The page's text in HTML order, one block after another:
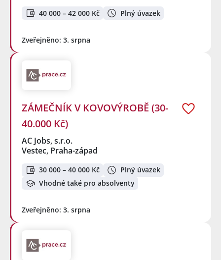
40 000 – 42 000 Kč Plný úvazek
Zveřejněno: 3. srpna
ZÁMEČNÍK V KOVOVÝROBĚ (30-
40.000 Kč)
AC Jobs, s.r.o.
Vestec, Praha-západ
30 000 – 40 000 Kč
Plný úvazek
Vhodné také pro absolventy
Zveřejněno: 3. srpna